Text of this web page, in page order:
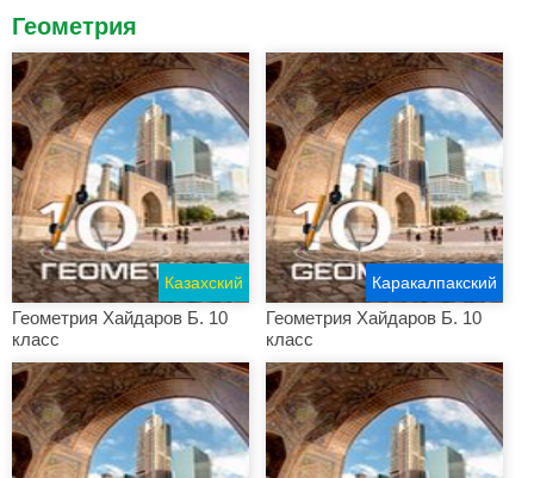
Геометрия
Геометрия Хайдаров Б. 10
класс
Казахский
Геометрия Хайдаров Б. 10
класс
Каракалпакский